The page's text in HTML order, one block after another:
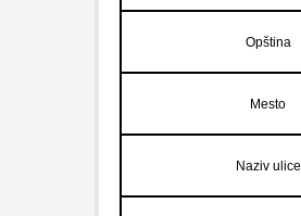
Opština
Mesto
Naziv ulice